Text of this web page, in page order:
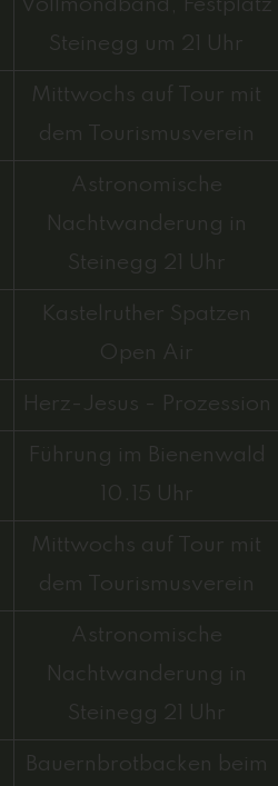
Vollmondband, Festplatz
Steinegg um 21 Uhr
Mittwochs auf Tour mit
dem Tourismusverein
Astronomische
Nachtwanderung in
Steinegg 21 Uhr
Kastelruther Spatzen
Open Air
Herz-Jesus - Prozession
Führung im Bienenwald
10.15 Uhr
Mittwochs auf Tour mit
dem Tourismusverein
Astronomische
Nachtwanderung in
Steinegg 21 Uhr
Bauernbrotbacken beim